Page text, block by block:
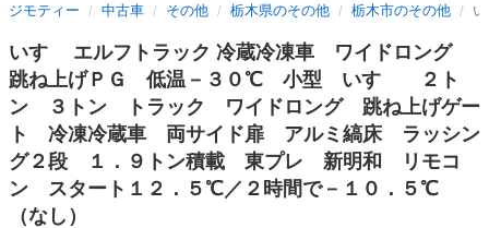
ジモティー 中古車 その他 栃木県のその他 栃木市のその他
いすゞ エルフトラック 冷蔵冷凍車 ワイドロング
跳ね上げＰＧ 低温－３０℃ 小型 いすゞ ２ト
ン ３トン トラック ワイドロング 跳ね上げゲー
ト 冷凍冷蔵車 両サイド扉 アルミ縞床 ラッシン
グ２段 １．９トン積載 東プレ 新明和 リモコ
ン スタート１２．５℃／２時間で－１０．５℃
（なし）